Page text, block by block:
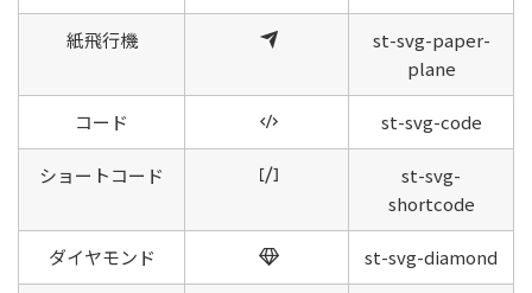
紙飛行機
st-svg-paper-
plane
コード st-svg-code
ショートコード
st-svg-
shortcode
ダイヤモンド st-svg-diamond